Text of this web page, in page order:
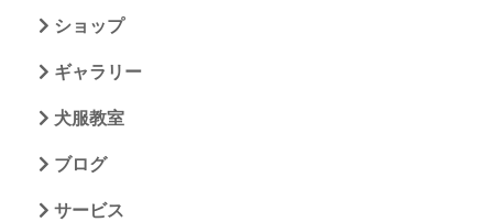
ショップ
ギャラリー
犬服教室
ブログ
サービス